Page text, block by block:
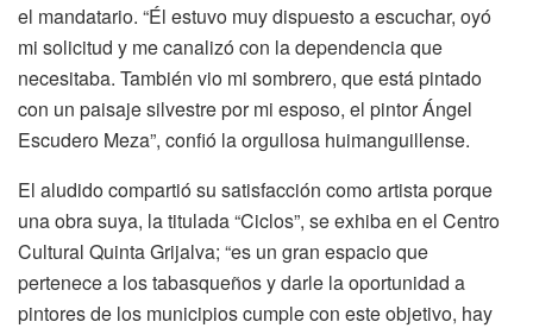
el mandatario. “Él estuvo muy dispuesto a escuchar, oyó
mi solicitud y me canalizó con la dependencia que
necesitaba. También vio mi sombrero, que está pintado
con un paisaje silvestre por mi esposo, el pintor Ángel
Escudero Meza”, confió la orgullosa huimanguillense.
El aludido compartió su satisfacción como artista porque
una obra suya, la titulada “Ciclos”, se exhiba en el Centro
Cultural Quinta Grijalva; “es un gran espacio que
pertenece a los tabasqueños y darle la oportunidad a
pintores de los municipios cumple con este objetivo, hay